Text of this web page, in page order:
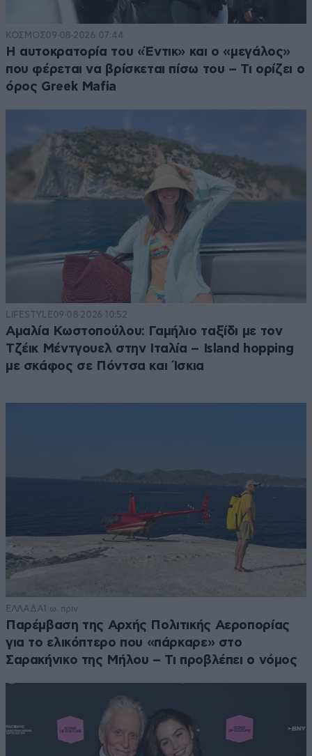
ΚΟΣΜΟΣ09·08·2026 07:44
Η αυτοκρατορία του «Έντικ» και ο «μεγάλος»
που φέρεται να βρίσκεται πίσω του – Τι ορίζει ο
όρος Greek Mafia
LIFESTYLE09·08·2026 10:52
Αμαλία Κωστοπούλου: Γαμήλιο ταξίδι με τον
Τζέικ Μέντγουελ στην Ιταλία – Island hopping
με σκάφος σε Πόντσα και Ίσκια
ΕΛΛΑΔΑ1 ω. πριν
Παρέμβαση της Αρχής Πολιτικής Αεροπορίας
για το ελικόπτερο που «πάρκαρε» στο
Σαρακήνικο της Μήλου – Τι προβλέπει ο νόμος